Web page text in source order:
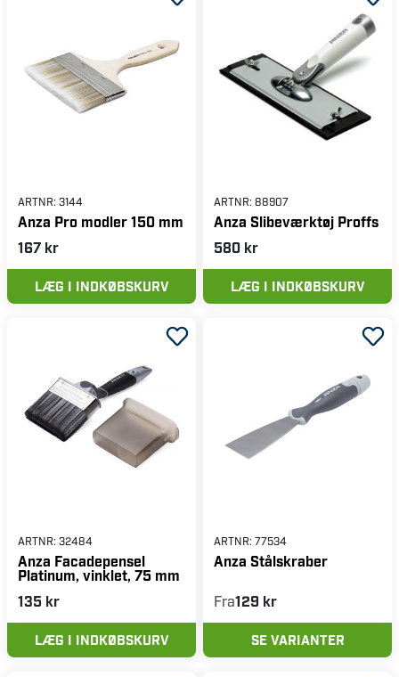
ARTNR: 3144
Anza Pro modler 150 mm
167 kr
LÆG I INDKØBSKURV
ARTNR: 88907
Anza Slibeværktøj Proffs
580 kr
LÆG I INDKØBSKURV
ARTNR: 32484
Anza Facadepensel
Platinum, vinklet, 75 mm
135 kr
LÆG I INDKØBSKURV
ARTNR: 77534
Anza Stålskraber
Fra129 kr
SE VARIANTER